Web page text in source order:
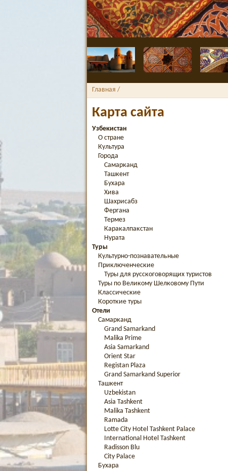
Главная /
Карта сайта
Узбекистан
О стране
Культура
Города
Самарканд
Ташкент
Бухара
Хива
Шахрисабз
Фергана
Термез
Каракалпакстан
Нурата
Туры
Культурно-познавательные
Приключенческие
Туры для русскоговорящих туристов
Туры по Великому Шелковому Пути
Классические
Короткие туры
Отели
Самарканд
Grand Samarkand
Malika Prime
Asia Samarkand
Orient Star
Registan Plaza
Grand Samarkand Superior
Ташкент
Uzbekistan
Asia Tashkent
Malika Tashkent
Ramada
Lotte City Hotel Tashkent Palace
International Hotel Tashkent
Radisson Blu
City Palace
Бухара